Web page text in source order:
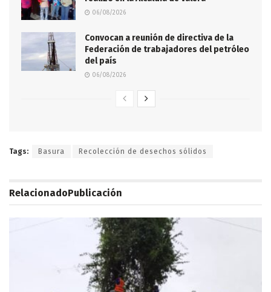
06/08/2026
Convocan a reunión de directiva de la
Federación de trabajadores del petróleo
del país
06/08/2026
Tags: Basura Recolección de desechos sólidos
RelacionadoPublicación